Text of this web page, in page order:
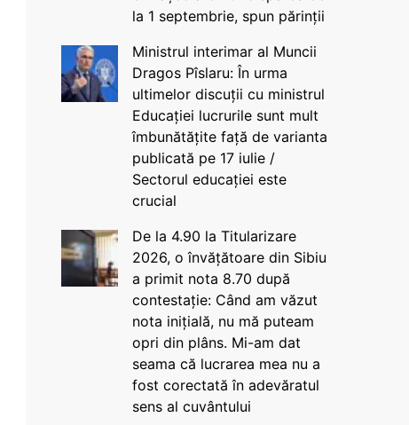
la 1 septembrie, spun părinții
Ministrul interimar al Muncii
Dragos Pîslaru: În urma
ultimelor discuții cu ministrul
Educației lucrurile sunt mult
îmbunătățite față de varianta
publicată pe 17 iulie /
Sectorul educației este
crucial
De la 4.90 la Titularizare
2026, o învățătoare din Sibiu
a primit nota 8.70 după
contestație: Când am văzut
nota inițială, nu mă puteam
opri din plâns. Mi-am dat
seama că lucrarea mea nu a
fost corectată în adevăratul
sens al cuvântului